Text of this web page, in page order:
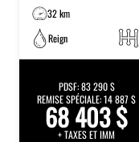
32 km
Reign
PDSF:83 290 $
REMISE SPÉCIALE:14 887 $
68 403 $
+ TAXES ET IMM